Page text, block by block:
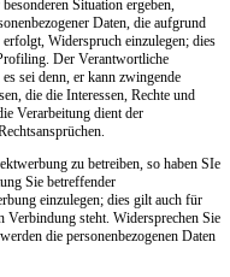
Situation ergeben,
Daten, die aufgrund
Widerspruch einzulegen; dies
Der Verantwortliche
sei denn, er kann zwingende
die die Interessen, Rechte und
Verarbeitung dient der
zu betreiben, so haben SIe
Sie betreffender
einzulegen; dies gilt auch für
steht. Widersprechen Sie
die personenbezogenen Daten